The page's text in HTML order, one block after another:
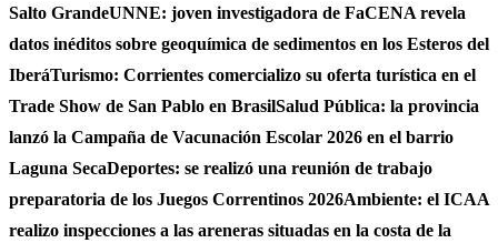
Salto GrandeUNNE: joven investigadora de FaCENA revela
datos inéditos sobre geoquímica de sedimentos en los Esteros del
IberáTurismo: Corrientes comercializo su oferta turística en el
Trade Show de San Pablo en BrasilSalud Pública: la provincia
lanzó la Campaña de Vacunación Escolar 2026 en el barrio
Laguna SecaDeportes: se realizó una reunión de trabajo
preparatoria de los Juegos Correntinos 2026Ambiente: el ICAA
realizo inspecciones a las areneras situadas en la costa de la